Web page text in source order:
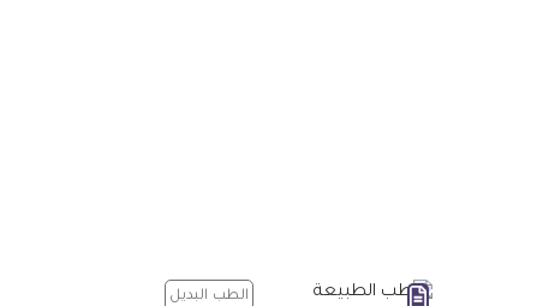
الطب البديل